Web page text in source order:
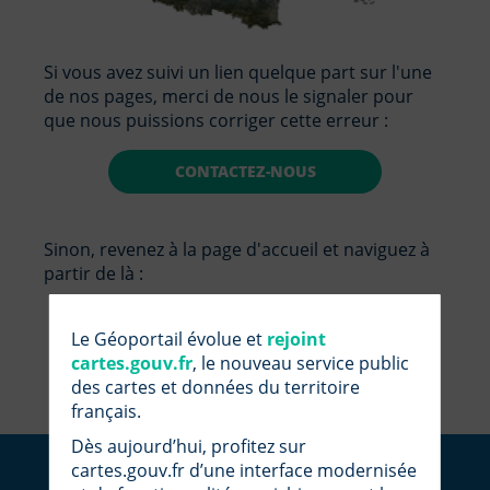
Le Géoportail évolue et rejoint
cartes.gouv.fr, le nouveau service public
des cartes et données du territoire
français.
Dès aujourd’hui, profitez sur
cartes.gouv.fr d’une interface modernisée
Si vous avez suivi un lien quelque part sur l'une
de nos pages, merci de nous le signaler pour
que nous puissions corriger cette erreur :
CONTACTEZ-NOUS
Sinon, revenez à la page d'accueil et naviguez à
partir de là :
Suivez-nous